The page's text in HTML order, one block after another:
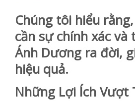
Chúng tôi hiểu
cần sự chính xác
Ánh Dương ra đời,
hiệu quả.
Những Lợi Ích Vượt